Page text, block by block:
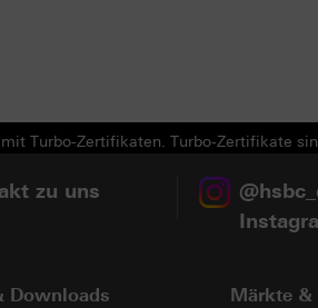
Turbo-Zertifikaten. Turbo-Zertifikate
zu uns
Downloads Märkte &